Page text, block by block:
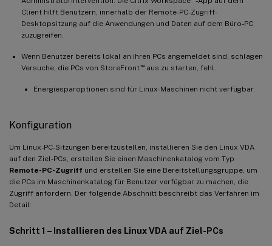
Client hilft Benutzern, innerhalb der Remote-PC-Zugriff-
Desktopsitzung auf die Anwendungen und Daten auf dem Büro-PC
zuzugreifen.
Wenn Benutzer bereits lokal an ihren PCs angemeldet sind, schlagen
Versuche, die PCs von StoreFront™aus zu starten, fehl.
Energiesparoptionen sind für Linux-Maschinen nicht verfügbar.
Konfiguration
Um Linux-PC-Sitzungen bereitzustellen, installieren Sie den Linux VDA
auf den Ziel-PCs, erstellen Sie einen Maschinenkatalog vom Typ
Remote-PC-Zugriff und erstellen Sie eine Bereitstellungsgruppe, um
die PCs im Maschinenkatalog für Benutzer verfügbar zu machen, die
Zugriff anfordern. Der folgende Abschnitt beschreibt das Verfahren im
Detail:
Schritt 1 – Installieren des Linux VDA auf Ziel-PCs